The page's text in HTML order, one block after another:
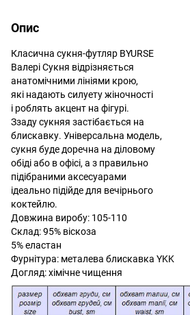
Опис
Класична сукня-футляр BYURSE
Валері Сукня відрізняється
анатомічними лініями крою,
які надають силуету жіночності
і роблять акцент на фігурі.
Ззаду сукняя застібається на
блискавку. Універсальна модель,
сукня буде доречна на діловому
обіді або в офісі, а з правильно
підібраними аксесуарами
ідеально підійде для вечірнього
коктейлю.
Довжина виробу: 105-110
Склад: 95% віскоза
5% еластан
Фурнітура: металева блискавка YKK
Догляд: хімічне чищення